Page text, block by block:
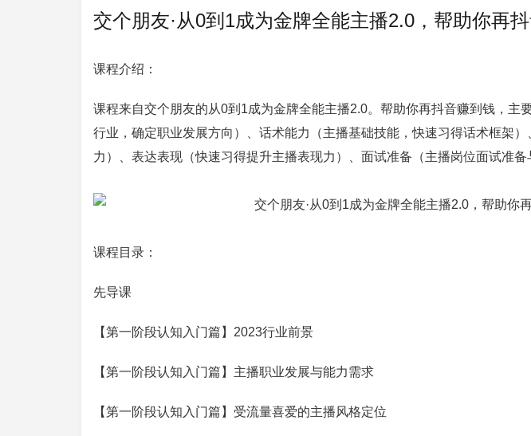
交个朋友·从0到1成为金牌全能主播2.0，帮助你再
课程介绍：
课程来自交个朋友的从0到1成为金牌全能主播2.0。帮助你再抖音赚到钱，主
行业，确定职业发展方向）、话术能力（主播基础技能，快速习得话术框架
力）、表达表现（快速习得提升主播表现力）、面试准备（主播岗位面试准备
课程目录：
先导课
【第一阶段认知入门篇】2023行业前景
【第一阶段认知入门篇】主播职业发展与能力需求
【第一阶段认知入门篇】受流量喜爱的主播风格定位